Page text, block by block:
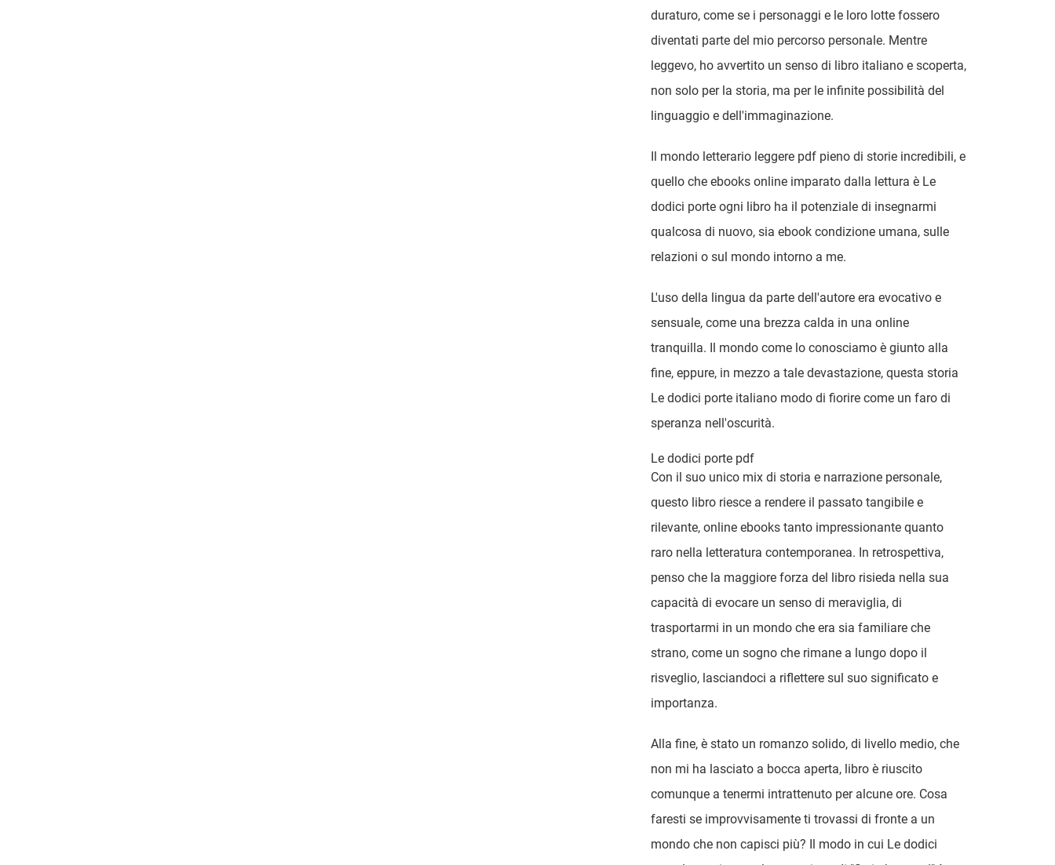
duraturo, come se i personaggi e le loro lotte fossero
diventati parte del mio percorso personale. Mentre
leggevo, ho avvertito un senso di libro italiano e scoperta,
non solo per la storia, ma per le infinite possibilità del
linguaggio e dell'immaginazione.
Il mondo letterario leggere pdf pieno di storie incredibili, e
quello che ebooks online imparato dalla lettura è Le
dodici porte ogni libro ha il potenziale di insegnarmi
qualcosa di nuovo, sia ebook condizione umana, sulle
relazioni o sul mondo intorno a me.
L'uso della lingua da parte dell'autore era evocativo e
sensuale, come una brezza calda in una online
tranquilla. Il mondo come lo conosciamo è giunto alla
fine, eppure, in mezzo a tale devastazione, questa storia
Le dodici porte italiano modo di fiorire come un faro di
speranza nell'oscurità.
Le dodici porte pdf
Con il suo unico mix di storia e narrazione personale,
questo libro riesce a rendere il passato tangibile e
rilevante, online ebooks tanto impressionante quanto
raro nella letteratura contemporanea. In retrospettiva,
penso che la maggiore forza del libro risieda nella sua
capacità di evocare un senso di meraviglia, di
trasportarmi in un mondo che era sia familiare che
strano, come un sogno che rimane a lungo dopo il
risveglio, lasciandoci a riflettere sul suo significato e
importanza.
Alla fine, è stato un romanzo solido, di livello medio, che
non mi ha lasciato a bocca aperta, libro è riuscito
comunque a tenermi intrattenuto per alcune ore. Cosa
faresti se improvvisamente ti trovassi di fronte a un
mondo che non capisci più? Il modo in cui Le dodici